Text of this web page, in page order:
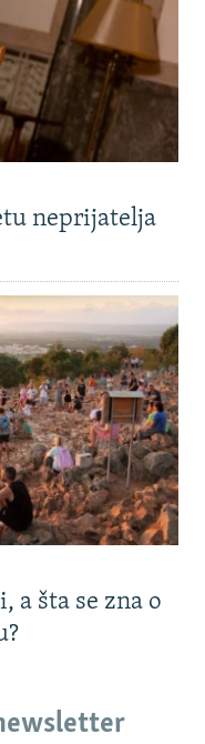
neprijatelja
a šta se zna o